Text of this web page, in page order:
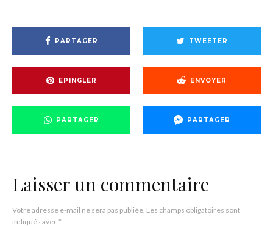
PARTAGER TWEETER
EPINGLER ENVOYER
PARTAGER PARTAGER
Laisser un commentaire
Votre adresse e-mail ne sera pas publiée. Les champs obligatoires sont
indiqués avec*